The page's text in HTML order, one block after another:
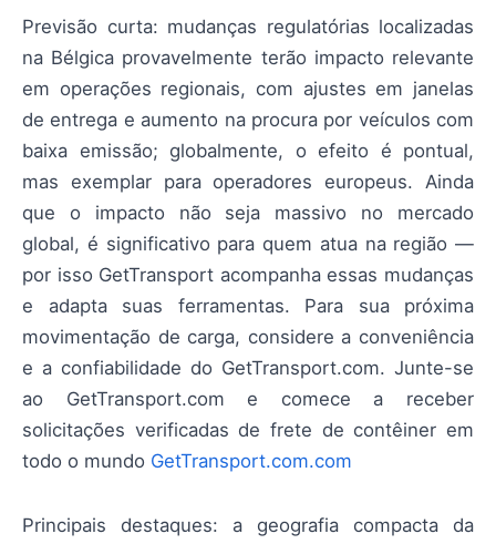
Previsão curta: mudanças regulatórias localizadas
na Bélgica provavelmente terão impacto relevante
em operações regionais, com ajustes em janelas
de entrega e aumento na procura por veículos com
baixa emissão; globalmente, o efeito é pontual,
mas exemplar para operadores europeus. Ainda
que o impacto não seja massivo no mercado
global, é significativo para quem atua na região —
por isso GetTransport acompanha essas mudanças
e adapta suas ferramentas. Para sua próxima
movimentação de carga, considere a conveniência
e a confiabilidade do GetTransport.com. Junte-se
ao GetTransport.com e comece a receber
solicitações verificadas de frete de contêiner em
todo o mundo GetTransport.com.com
Principais destaques: a geografia compacta da